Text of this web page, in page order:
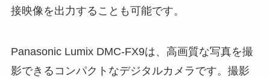
接映像を出力することも可能です。
Panasonic Lumix DMC-FX9は、高画質な写真を撮
影できるコンパクトなデジタルカメラです。撮影